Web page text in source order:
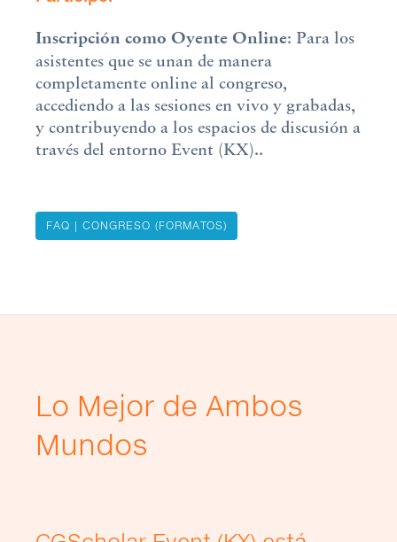
Inscripción como Oyente Online: Para los
asistentes que se unan de manera
completamente online al congreso,
accediendo a las sesiones en vivo y grabadas,
y contribuyendo a los espacios de discusión a
través del entorno Event (KX)..
FAQ | CONGRESO (FORMATOS)
Lo Mejor de Ambos
Mundos